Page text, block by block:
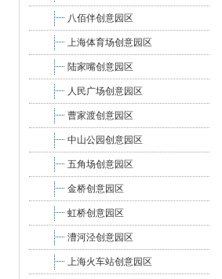
八佰伴创意园区
上海体育场创意园区
陆家嘴创意园区
人民广场创意园区
曹家渡创意园区
中山公园创意园区
五角场创意园区
金桥创意园区
虹桥创意园区
漕河泾创意园区
上海火车站创意园区